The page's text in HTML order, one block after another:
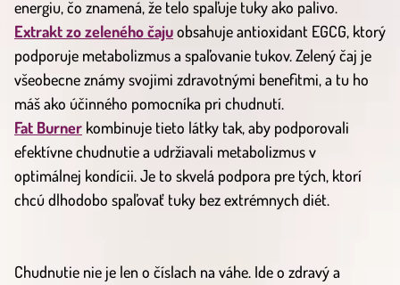
energiu, čo znamená, že telo spaľuje tuky ako palivo.
Extrakt zo zeleného čajuobsahuje antioxidant EGCG, ktorý
podporuje metabolizmus a spaľovanie tukov. Zelený čaj je
všeobecne známy svojimi zdravotnými benefitmi, a tu ho
máš ako účinného pomocníka pri chudnutí.
Fat Burner kombinuje tieto látky tak, aby podporovali
efektívne chudnutie a udržiavali metabolizmus v
optimálnej kondícii. Je to skvelá podpora pre tých, ktorí
chcú dlhodobo spaľovať tuky bez extrémnych diét.
Chudnutie nie je len o číslach na váhe. Ide o zdravý a